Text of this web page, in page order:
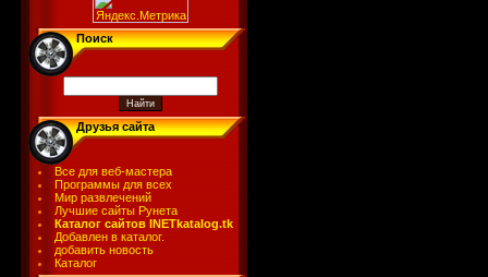
Поиск
Друзья сайта
Все для веб-мастера
Программы для всех
Мир развлечений
Лучшие сайты Рунета
Каталог сайтов INETkatalog.tk
Добавлен в каталог.
добавить новость
Каталог